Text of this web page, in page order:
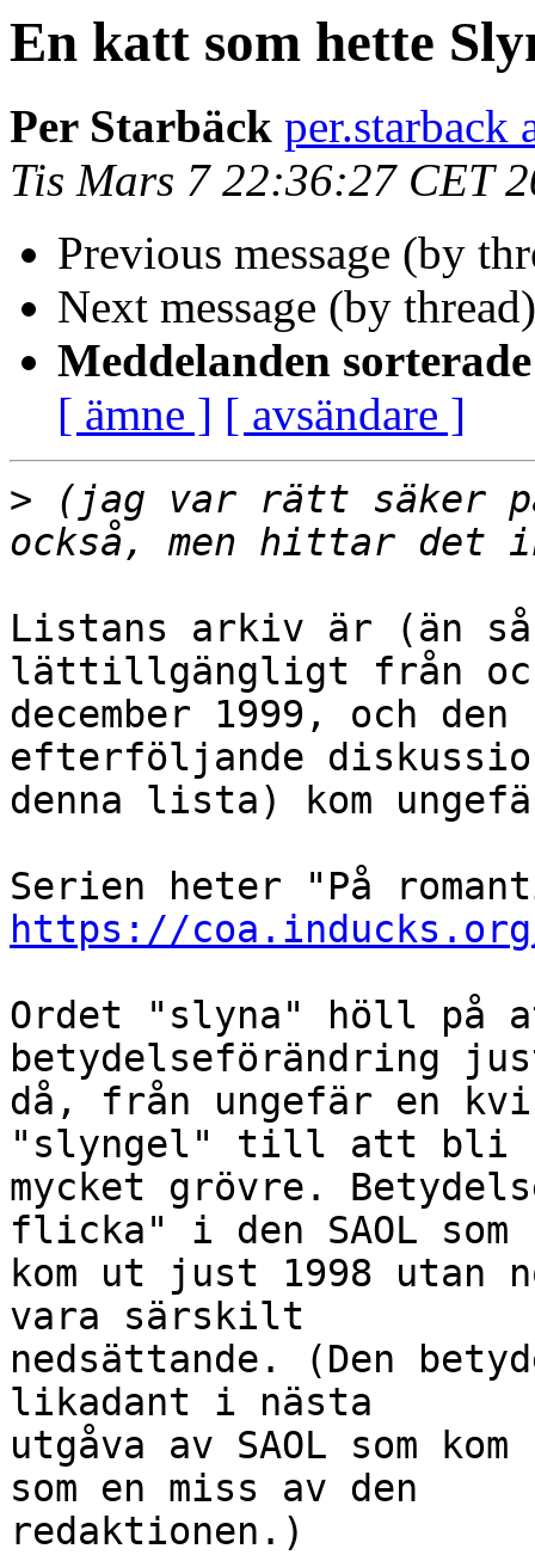
En katt som hette
Per Starbäck per.starback
Tis Mars 7 22:36:27 CET
Previous message (by
Next message (by
Meddelanden
[ ämne ] [ avsändare ]
> (jag var rätt säker
Listans arkiv är (än
lättillgängligt från och
december 1999, och
efterföljande
denna lista) kom
https://coa.inducks.org/
Ordet "slyna" höll på
betydelseförändring
då, från ungefär en
"slyngel" till att bli
mycket grövre.
flicka" i den SAOL som
kom ut just 1998 utan
vara särskilt
nedsättande. (Den
likadant i nästa
utgåva av SAOL som
som en miss av den
redaktionen.)